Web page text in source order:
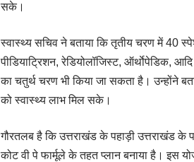
सके।
स्वास्थ्य सचिव ने बताया कि तृतीय चरण में 40
पीडियाट्रिशन, रेडियोलॉजिस्ट, ऑर्थाेपेडिक,
का चतुर्थ चरण भी किया जा सकता है। उन्होंने
को स्वास्थ्य लाभ मिल सके।
गौरतलब है कि उत्तराखंड के पहाड़ी उत्तराखंड के
कोट वी पे फार्मूले के तहत प्लान बनाया है। इस